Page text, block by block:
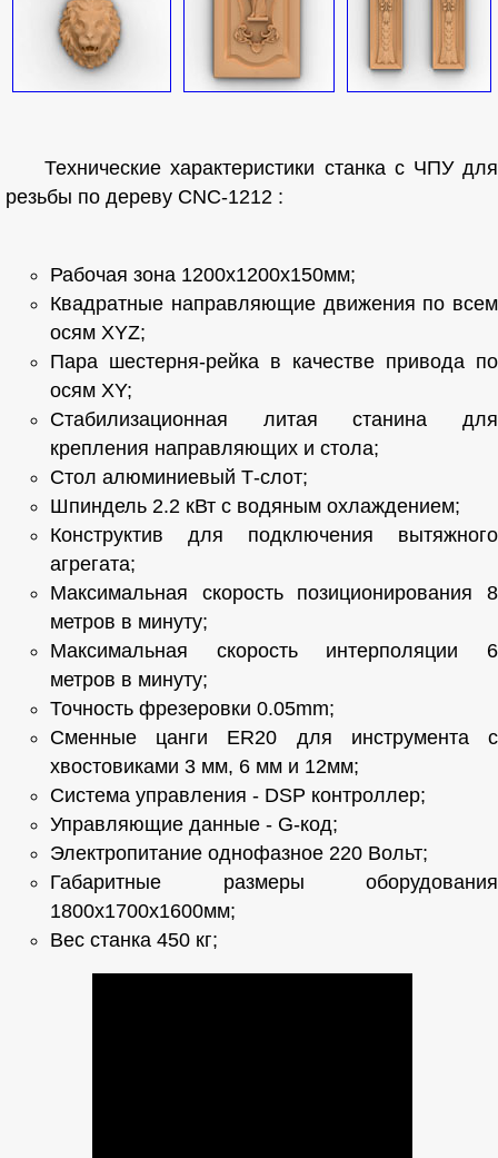
Технические характеристики станка с ЧПУ для
резьбы по дереву CNC-1212 :
Рабочая зона 1200х1200х150мм;
Квадратные направляющие движения по всем
осям XYZ;
Пара шестерня-рейка в качестве привода по
осям XY;
Стабилизационная литая станина для
крепления направляющих и стола;
Стол алюминиевый Т-слот;
Шпиндель 2.2 кВт с водяным охлаждением;
Конструктив для подключения вытяжного
агрегата;
Максимальная скорость позиционирования 8
метров в минуту;
Максимальная скорость интерполяции 6
метров в минуту;
Точность фрезеровки 0.05mm;
Сменные цанги ER20 для инструмента с
хвостовиками 3 мм, 6 мм и 12мм;
Система управления - DSP контроллер;
Управляющие данные - G-код;
Электропитание однофазное 220 Вольт;
Габаритные размеры оборудования
1800х1700х1600мм;
Вес станка 450 кг;